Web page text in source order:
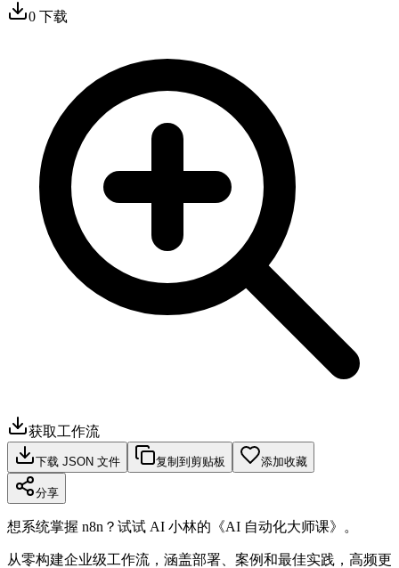
0 下载
获取工作流
下载 JSON 文件 复制到剪贴板 添加收藏
分享
想系统掌握 n8n？试试 AI 小林的《AI 自动化大师课》。
从零构建企业级工作流，涵盖部署、案例和最佳实践，高频更